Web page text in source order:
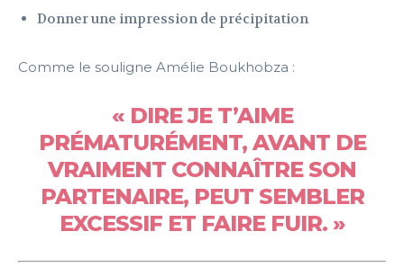
Donner une impression de précipitation
Comme le souligne Amélie Boukhobza :
« DIRE JE T’AIME
PRÉMATURÉMENT, AVANT DE
VRAIMENT CONNAÎTRE SON
PARTENAIRE, PEUT SEMBLER
EXCESSIF ET FAIRE FUIR. »